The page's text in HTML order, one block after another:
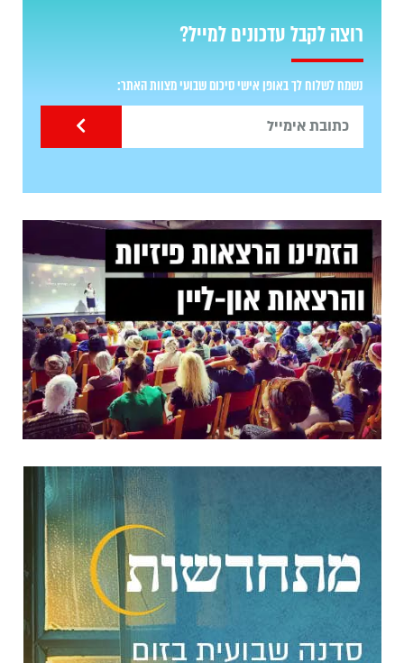
רוצה לקבל עדכונים למייל?
נשמח לשלוח לך באופן אישי סיכום שבועי מצוות האתר: